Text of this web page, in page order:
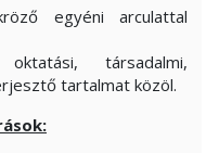
egyéni arculattal
társadalmi,
tartalmat közöl.